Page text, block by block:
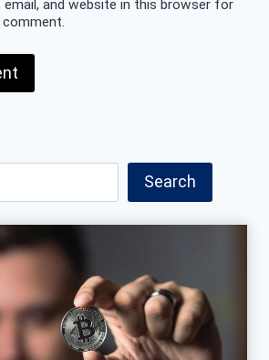
email, and website in this browser for
Search